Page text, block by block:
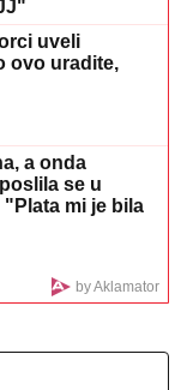
Elma
ne veruje da je
obratila